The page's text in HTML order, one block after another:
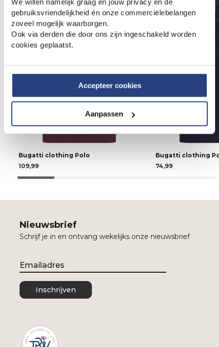
gebruiksvriendelijkheid én onze commerciëlebelangen
zoveel mogelijk waarborgen.
Ook via derden die door ons zijn ingeschakeld worden
cookies geplaatst.
Accepteer cookies
Aanpassen
Bugatti clothing Polo
109,99
Bugatti clothing
74,99
Nieuwsbrief
Schrijf je in en ontvang wekelijks onze nieuwsbrief
Email
Inschrijven